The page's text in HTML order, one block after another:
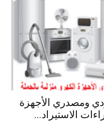
ومصدري الأجهزة
الاستيراد...